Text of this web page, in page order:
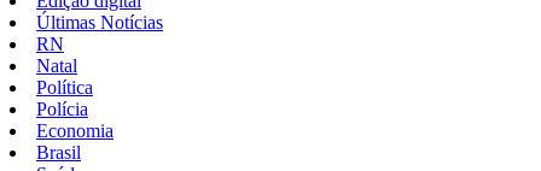
Últimas Notícias
RN
Natal
Política
Polícia
Economia
Brasil